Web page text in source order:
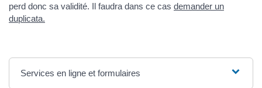
perd donc sa validité. Il faudra dans ce cas demander un
duplicata.
Services en ligne et formulaires